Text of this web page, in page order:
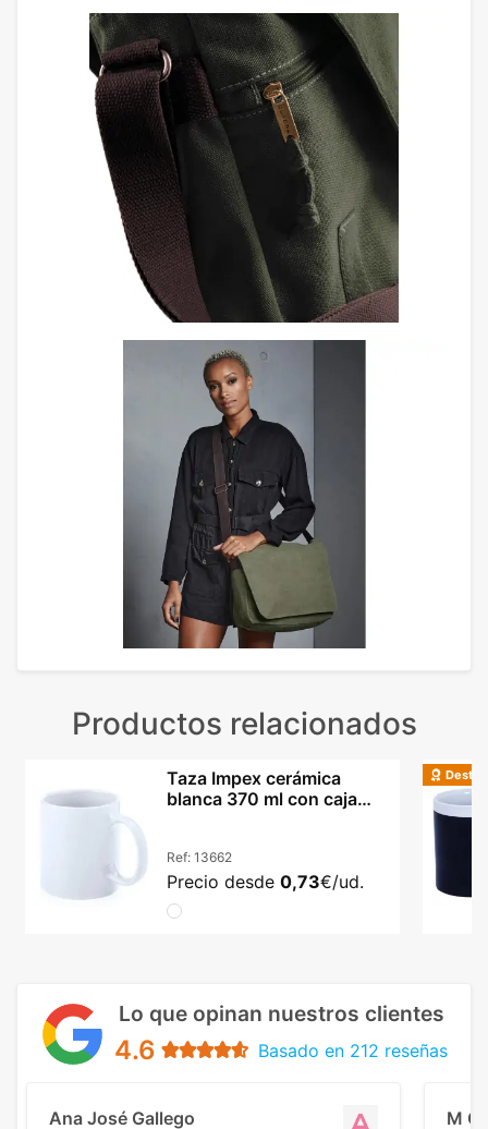
Productos relacionados
Taza Impex cerámica
blanca 370 ml con caja
Ref: 13662
Precio desde 0,73€/ud.
Lo que opinan nuestros clientes
4.6 Basado en 212 reseñas
Ana José Gallego M C